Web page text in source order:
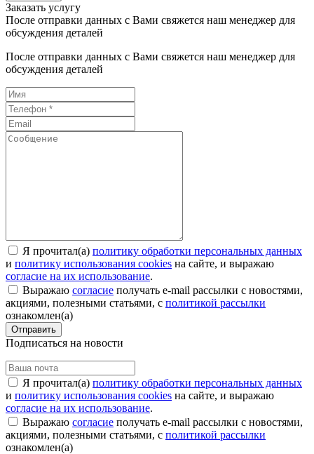
Заказать услугу
После отправки данных с Вами свяжется наш менеджер для
обсуждения деталей
После отправки данных с Вами свяжется наш менеджер для
обсуждения деталей
Я прочитал(а) политику обработки персональных данных
и политику использования cookies на сайте, и выражаю
согласие на их использование.
Выражаю согласие получать e-mail рассылки с новостями,
акциями, полезными статьями, с политикой рассылки
ознакомлен(а)
Отправить
Подписаться на новости
Я прочитал(а) политику обработки персональных данных
и политику использования cookies на сайте, и выражаю
согласие на их использование.
Выражаю согласие получать e-mail рассылки с новостями,
акциями, полезными статьями, с политикой рассылки
ознакомлен(а)